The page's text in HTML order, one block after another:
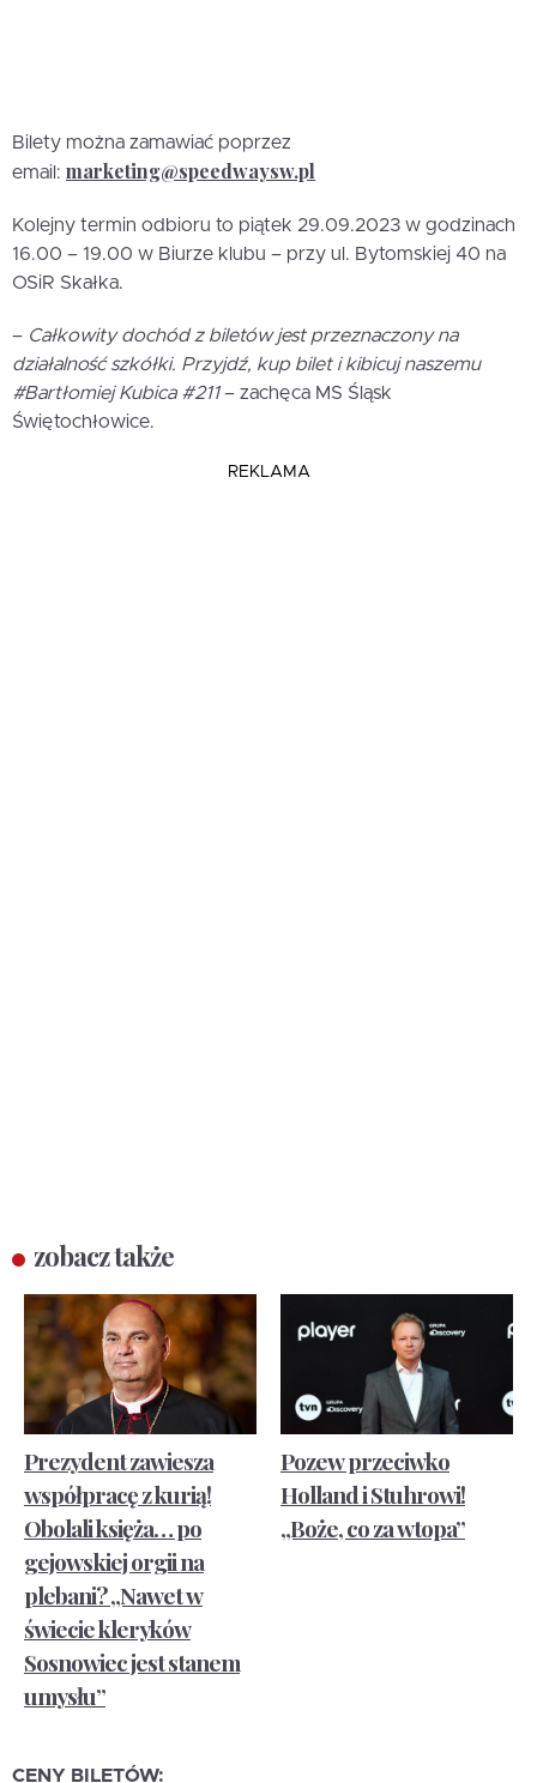
Bilety można zamawiać poprzez
email: marketing@speedwaysw.pl
Kolejny termin odbioru to piątek 29.09.2023 w godzinach
16.00 – 19.00 w Biurze klubu – przy ul. Bytomskiej 40 na
OSiR Skałka.
– Całkowity dochód z biletów jest przeznaczony na
działalność szkółki. Przyjdź, kup bilet i kibicuj naszemu
#Bartłomiej Kubica #211– zachęca MS Śląsk
Świętochłowice.
REKLAMA
zobacz także
Prezydent zawiesza
współpracę z kurią!
Obolali księża… po
gejowskiej orgii na
plebani? „Nawet w
świecie kleryków
Sosnowiec jest stanem
umysłu”
Pozew przeciwko
Holland i Stuhrowi!
„Boże, co za wtopa”
CENY BILETÓW: